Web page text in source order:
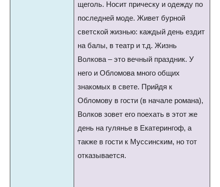
щеголь. Носит прическу и одежду по
последней моде. Живет бурной
светской жизнью: каждый день ездит
на балы, в театр и т.д. Жизнь
Волкова – это вечный праздник. У
него и Обломова много общих
знакомых в свете. Прийдя к
Обломову в гости (в начале романа),
Волков зовет его поехать в этот же
день на гулянье в Екатерингоф, а
также в гости к Муссинским, но тот
отказывается.